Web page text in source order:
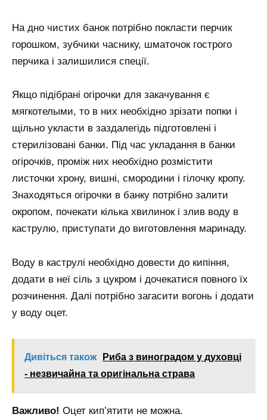
На дно чистих банок потрібно покласти перчик
горошком, зубчики часнику, шматочок гострого
перчика і залишилися спеції.
Якщо підібрані огірочки для закачування є
мягкотелыми, то в них необхідно зрізати попки і
щільно укласти в заздалегідь підготовлені і
стерилізовані банки. Під час укладання в банки
огірочків, проміж них необхідно розмістити
листочки хрону, вишні, смородини і гілочку кропу.
Знаходяться огірочки в банку потрібно залити
окропом, почекати кілька хвилинок і злив воду в
каструлю, приступати до виготовлення маринаду.
Воду в каструлі необхідно довести до кипіння,
додати в неї сіль з цукром і дочекатися повного їх
розчинення. Далі потрібно загасити вогонь і додати
у воду оцет.
Дивіться також
Риба з виноградом у духовці
- незвичайна та оригінальна страва
Важливо! Оцет кип’ятити не можна.